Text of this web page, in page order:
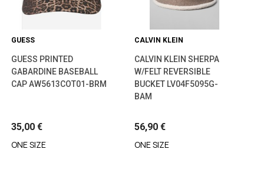
GUESS
GUESS PRINTED
GABARDINE BASEBALL
CAP AW5613COT01-BRM
35,00 €
ONE SIZE
CALVIN KLEIN
CALVIN KLEIN SHERPA
W/FELT REVERSIBLE
BUCKET LV04F5095G-
BAM
56,90 €
ONE SIZE